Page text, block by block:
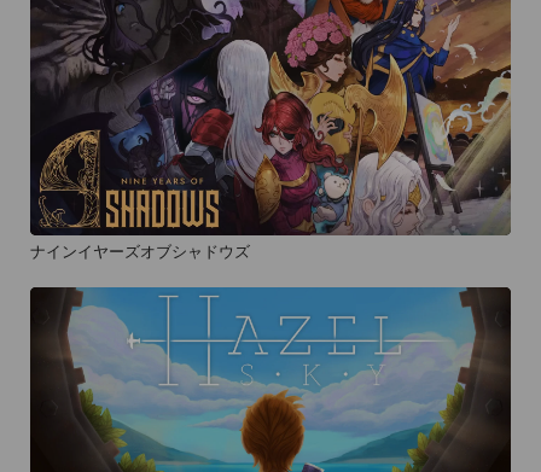
ナインイヤーズオブシャドウズ